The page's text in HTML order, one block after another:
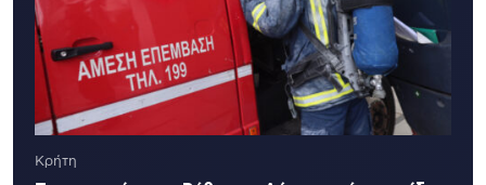
Κρήτη